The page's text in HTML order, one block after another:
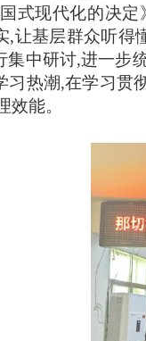
式现代化的决
,让基层群众听得
集中研讨,进一步
习热潮,在学习贯
效能。